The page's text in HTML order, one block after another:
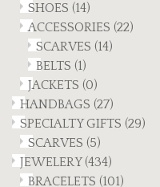
SHOES (14)
ACCESSORIES (22)
SCARVES (14)
BELTS (1)
JACKETS (0)
HANDBAGS (27)
SPECIALTY GIFTS (29)
SCARVES (5)
JEWELERY(434)
BRACELETS (101)